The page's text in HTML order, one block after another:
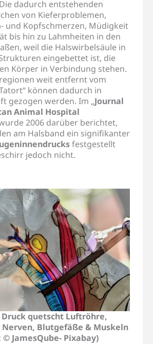
dadurch entstehenden
von Kieferproblemen,
und Kopfschmerzen, Müdigkeit
bis hin zu Lahmheiten in den
weil die Halswirbelsäule in
eingebettet ist, die
Körper in Verbindung stehen.
weit entfernt vom
können dadurch in
gezogen werden. Im „Journal
Animal Hospital
2006 darüber berichtet,
am Halsband ein signifikanter
festgestellt
jedoch nicht.
quetscht Luftröhre,
Nerven, Blutgefäße & Muskeln
© JamesQube- Pixabay)